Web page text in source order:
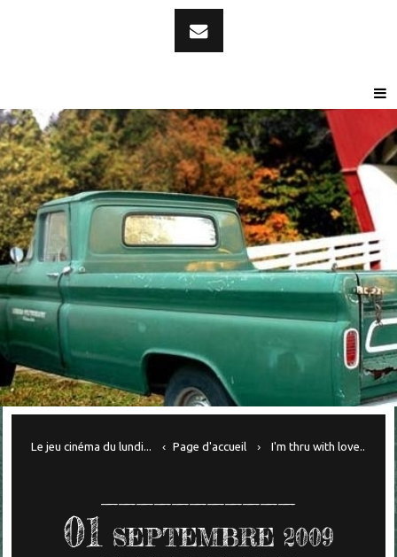
Le jeu cinéma du lundi... Page d'accueil I'm thru with love..
01 SEPTEMBRE 2009